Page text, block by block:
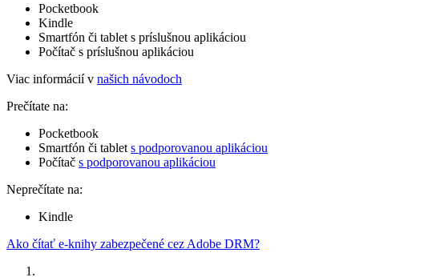
Pocketbook
Kindle
Smartfón či tablet s príslušnou aplikáciou
Počítač s príslušnou aplikáciou
Viac informácií v našich návodoch
Prečítate na:
Pocketbook
Smartfón či tablet s podporovanou aplikáciou
Počítač s podporovanou aplikáciou
Neprečítate na:
Kindle
Ako čítať e-knihy zabezpečené cez Adobe DRM?